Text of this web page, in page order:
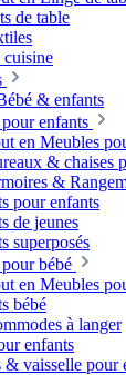
de table
& enfants
enfants
en Meubles
& chaises
&
pour enfants
de jeunes
superposés
bébé
en Meubles
bébé
à langer
enfants
& vaisselle pour